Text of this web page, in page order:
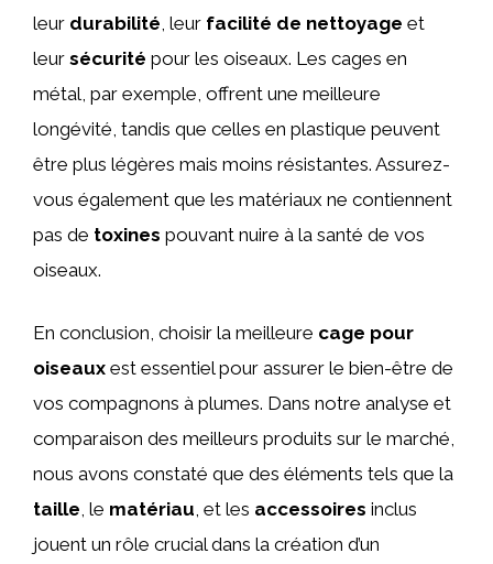
leur durabilité , leur facilité de nettoyage et
leur sécurité pour les oiseaux. Les cages en
métal, par exemple, offrent une meilleure
longévité, tandis que celles en plastique peuvent
être plus légères mais moins résistantes. Assurez-
vous également que les matériaux ne contiennent
pas de toxines pouvant nuire à la santé de vos
oiseaux.
En conclusion, choisir la meilleure cage pour
oiseaux est essentiel pour assurer le bien-être de
vos compagnons à plumes. Dans notre analyse et
comparaison des meilleurs produits sur le marché,
nous avons constaté que des éléments tels que la
taille, le matériau, et les accessoires inclus
jouent un rôle crucial dans la création d’un